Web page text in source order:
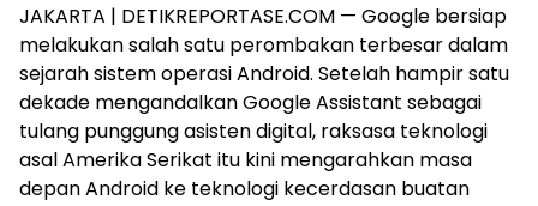
JAKARTA | DETIKREPORTASE.COM — Google bersiap
melakukan salah satu perombakan terbesar dalam
sejarah sistem operasi Android. Setelah hampir satu
dekade mengandalkan Google Assistant sebagai
tulang punggung asisten digital, raksasa teknologi
asal Amerika Serikat itu kini mengarahkan masa
depan Android ke teknologi kecerdasan buatan